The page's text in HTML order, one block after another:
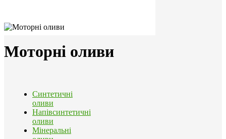
Моторні оливи
Синтетичні
оливи
Напівсинтетичні
оливи
Мінеральні